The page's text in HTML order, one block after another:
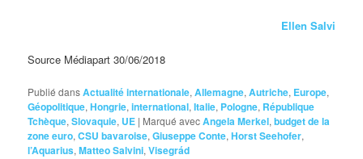
Ellen Salvi
Source Médiapart 30/06/2018
Publié dansActualité internationale,Allemagne,Autriche, Europe,
Géopolitique,Hongrie,international,Italie, Pologne, République
Tchèque,Slovaquie, UE | Marqué avecAngela Merkel,budget de la
zone euro,CSU bavaroise,Giuseppe Conte,Horst Seehofer,
l’Aquarius,Matteo Salvini,Visegrád